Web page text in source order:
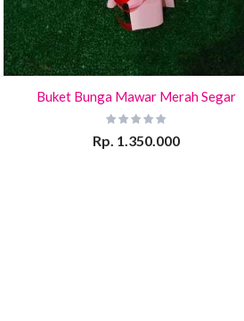
Buket Bunga Mawar Merah Segar
Rp. 1.350.000